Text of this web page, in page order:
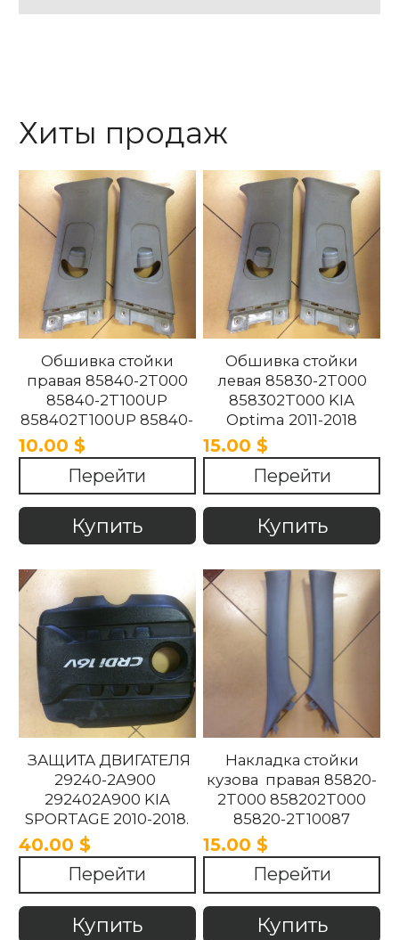
Хиты продаж
Обшивка стойки
правая 85840-2T000
85840-2T100UP
858402T100UP 85840-
2T100UP KIA Optima
2011-2018
10.00 $
Перейти
Купить
Обшивка стойки
левая 85830-2T000
858302T000 KIA
Optima 2011-2018
15.00 $
Перейти
Купить
ЗАЩИТА ДВИГАТЕЛЯ
29240-2A900
292402A900 KIA
SPORTAGE 2010-2018.
40.00 $
Перейти
Купить
Накладка стойки
кузова правая 85820-
2T000 858202T000
85820-2T10087
858202T10087 85820-
2T100UP
858202T100UP Kia
Optima 2010 -2015
15.00 $
Перейти
Купить